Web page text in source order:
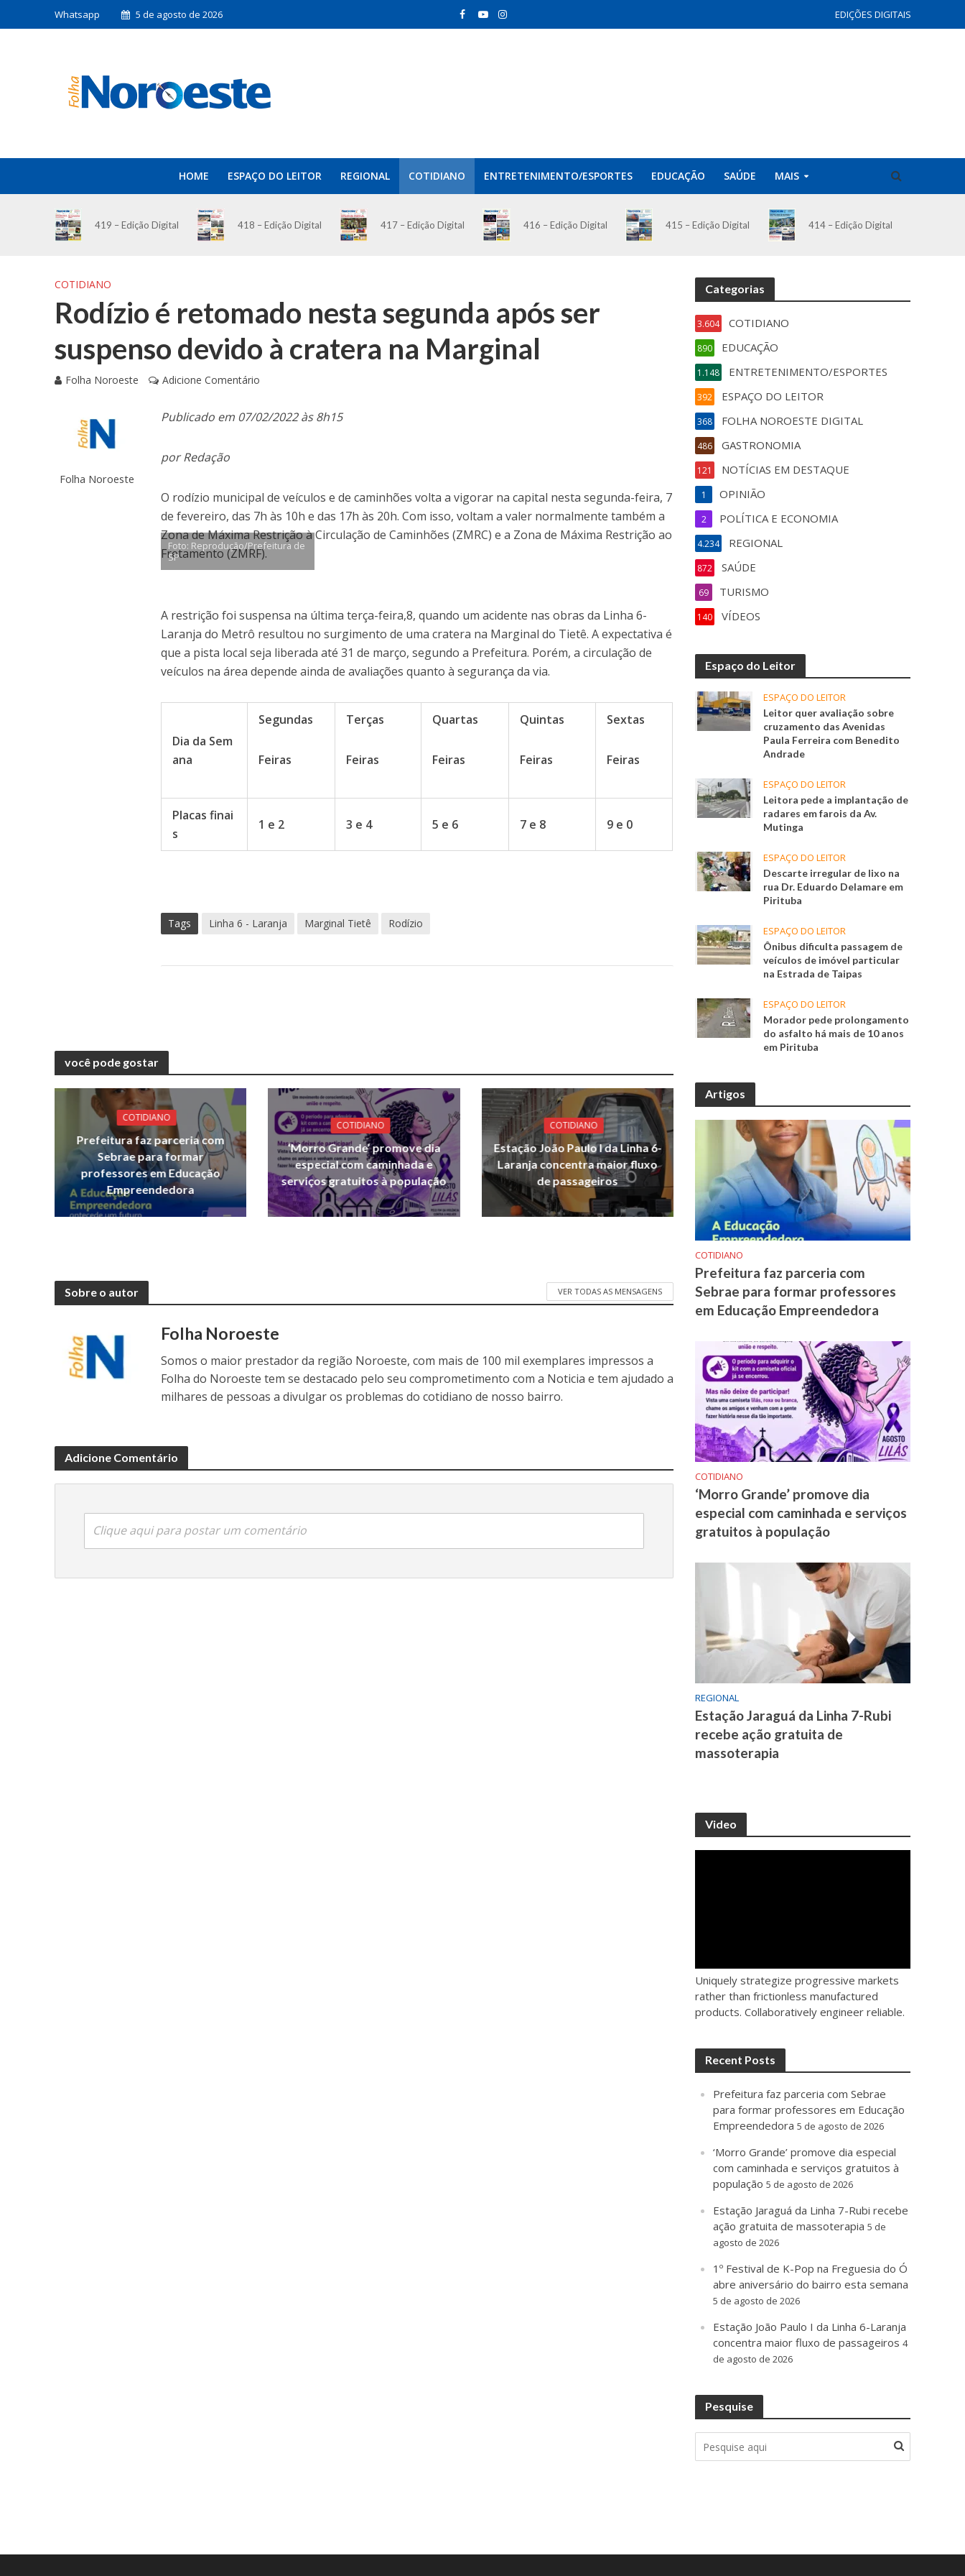
Whatsapp 5 de agosto de 2026 EDIÇÕES DIGITAIS
HOME ESPAÇO DO LEITOR REGIONAL COTIDIANO ENTRETENIMENTO/ESPORTES EDUCAÇÃO SAÚDE MAIS
419 – Edição Digital 418 – Edição Digital 417 – Edição Digital 416 – Edição Digital 415 – Edição Digital 414 – Edição Digital
COTIDIANO
Rodízio é retomado nesta segunda após ser
suspenso devido à cratera na Marginal
Folha Noroeste Adicione Comentário
Folha Noroeste
Publicado em 07/02/2022 às 8h15
por Redação
O rodízio municipal de veículos e de caminhões volta a vigorar na capital nesta segunda-feira, 7
de fevereiro, das 7h às 10h e das 17h às 20h. Com isso, voltam a valer normalmente também a
Zona de Máxima Restrição à Circulação de Caminhões (ZMRC) e a Zona de Máxima Restrição ao
Fretamento (ZMRF).
Foto: Reprodução/Prefeitura de
SP
A restrição foi suspensa na última terça-feira,8, quando um acidente nas obras da Linha 6-
Laranja do Metrô resultou no surgimento de uma cratera na Marginal do Tietê. A expectativa é
que a pista local seja liberada até 31 de março, segundo a Prefeitura. Porém, a circulação de
veículos na área depende ainda de avaliações quanto à segurança da via.
Dia da Sem
ana
Segundas
Feiras
Terças
Feiras
Quartas
Feiras
Quintas
Feiras
Sextas
Feiras
Placas finai
s
1 e 2 3 e 4 5 e 6 7 e 8 9 e 0
Tags Linha 6 - Laranja Marginal Tietê Rodízio
você pode gostar
COTIDIANO
Prefeitura faz parceria com
Sebrae para formar
professores em Educação
Empreendedora
COTIDIANO
‘Morro Grande’ promove dia
especial com caminhada e
serviços gratuitos à população
COTIDIANO
Estação João Paulo I da Linha 6-
Laranja concentra maior fluxo
de passageiros
Sobre o autor VER TODAS AS MENSAGENS
Folha Noroeste
Somos o maior prestador da região Noroeste, com mais de 100 mil exemplares impressos a
Folha do Noroeste tem se destacado pelo seu comprometimento com a Noticia e tem ajudado a
milhares de pessoas a divulgar os problemas do cotidiano de nosso bairro.
Adicione Comentário
Clique aqui para postar um comentário
Categorias
COTIDIANO
3.604
EDUCAÇÃO
890
ENTRETENIMENTO/ESPORTES
1.148
ESPAÇO DO LEITOR
392
FOLHA NOROESTE DIGITAL
368
GASTRONOMIA
486
NOTÍCIAS EM DESTAQUE
121
OPINIÃO
1
POLÍTICA E ECONOMIA
2
REGIONAL
4.234
SAÚDE
872
TURISMO
69
VÍDEOS
140
Espaço do Leitor
ESPAÇO DO LEITOR
Leitor quer avaliação sobre
cruzamento das Avenidas
Paula Ferreira com Benedito
Andrade
ESPAÇO DO LEITOR
Leitora pede a implantação de
radares em farois da Av.
Mutinga
ESPAÇO DO LEITOR
Descarte irregular de lixo na
rua Dr. Eduardo Delamare em
Pirituba
ESPAÇO DO LEITOR
Ônibus dificulta passagem de
veículos de imóvel particular
na Estrada de Taipas
ESPAÇO DO LEITOR
Morador pede prolongamento
do asfalto há mais de 10 anos
em Pirituba
Artigos
COTIDIANO
Prefeitura faz parceria com
Sebrae para formar professores
em Educação Empreendedora
COTIDIANO
‘Morro Grande’ promove dia
especial com caminhada e serviços
gratuitos à população
REGIONAL
Estação Jaraguá da Linha 7-Rubi
recebe ação gratuita de
massoterapia
Video
Uniquely strategize progressive markets
rather than frictionless manufactured
products. Collaboratively engineer reliable.
Recent Posts
Prefeitura faz parceria com Sebrae
para formar professores em Educação
Empreendedora 5 de agosto de 2026
‘Morro Grande’ promove dia especial
com caminhada e serviços gratuitos à
população 5 de agosto de 2026
Estação Jaraguá da Linha 7-Rubi recebe
ação gratuita de massoterapia 5 de
agosto de 2026
1º Festival de K-Pop na Freguesia do Ó
abre aniversário do bairro esta semana
5 de agosto de 2026
Estação João Paulo I da Linha 6-Laranja
concentra maior fluxo de passageiros 4
de agosto de 2026
Pesquise